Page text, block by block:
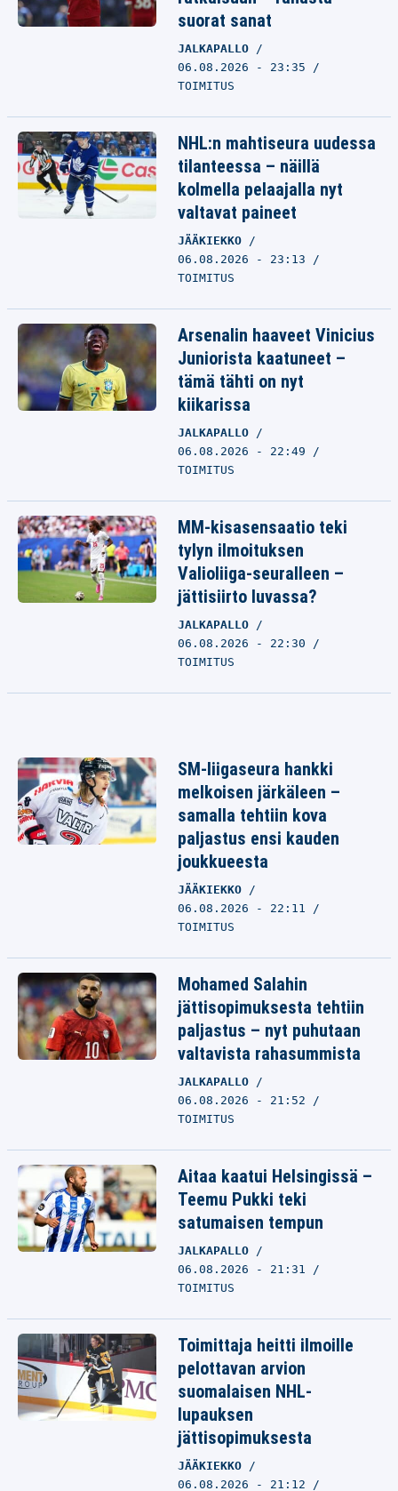
suorat sanat
JALKAPALLO
06.08.2026 - 23:35
TOIMITUS
NHL:n mahtiseura uudessa
tilanteessa – näillä
kolmella pelaajalla nyt
valtavat paineet
JÄÄKIEKKO
06.08.2026 - 23:13
TOIMITUS
Arsenalin haaveet Vinicius
Juniorista kaatuneet –
tämä tähti on nyt
kiikarissa
JALKAPALLO
06.08.2026 - 22:49
TOIMITUS
MM-kisasensaatio teki
tylyn ilmoituksen
Valioliiga-seuralleen –
jättisiirto luvassa?
JALKAPALLO
06.08.2026 - 22:30
TOIMITUS
SM-liigaseura hankki
melkoisen järkäleen –
samalla tehtiin kova
paljastus ensi kauden
joukkueesta
JÄÄKIEKKO
06.08.2026 - 22:11
TOIMITUS
Mohamed Salahin
jättisopimuksesta tehtiin
paljastus – nyt puhutaan
valtavista rahasummista
JALKAPALLO
06.08.2026 - 21:52
TOIMITUS
Aitaa kaatui Helsingissä –
Teemu Pukki teki
satumaisen tempun
JALKAPALLO
06.08.2026 - 21:31
TOIMITUS
Toimittaja heitti ilmoille
pelottavan arvion
suomalaisen NHL-
lupauksen
jättisopimuksesta
JÄÄKIEKKO
06.08.2026 - 21:12